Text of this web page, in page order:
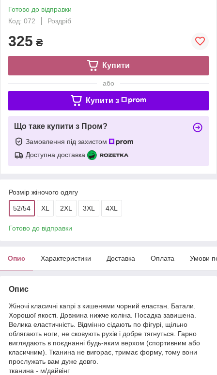
Готово до відправки
Код: 072
Роздріб
325 ₴
Купити
або
Купити з
Що таке купити з Пром?
Замовлення під захистом
Доступна доставка
Розмір жіночого одягу
52/54 XL 2XL 3XL 4XL
Готово до відправки
Опис Характеристики Доставка Оплата Умови
Опис
Жіночі класичні капрі з кишенями чорний еластан. Батали.
Хорошої якості. Довжина нижче коліна. Посадка завишена.
Велика еластичність. Відмінно сідають по фігурі, щільно
облягають ноги, не сковують рухів і добре тягнуться. Гарно
виглядають в поєднанні будь-яким верхом (спортивним або
класичним). Тканина не вигорає, тримає форму, тому вони
прослужать вам дуже довго.
тканина - м/дайвінг